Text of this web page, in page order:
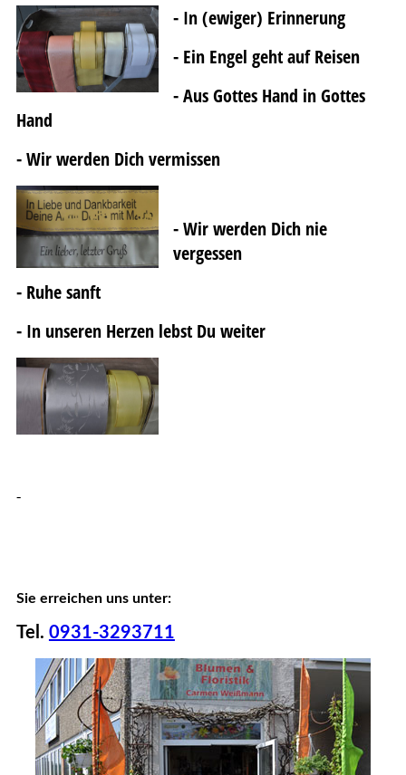
- In (ewiger) Erinnerung
- Ein Engel geht auf Reisen
- Aus Gottes Hand in Gottes
Hand
- Wir werden Dich vermissen
- Wir werden Dich nie
vergessen
- Ruhe sanft
- In unseren Herzen lebst Du weiter
-
Sie erreichen uns unter:
Tel. 0931-3293711